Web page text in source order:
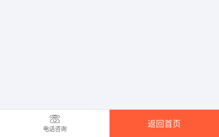
电话咨询
返回首页